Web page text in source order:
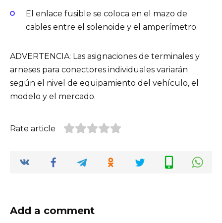
El enlace fusible se coloca en el mazo de
cables entre el solenoide y el amperímetro.
ADVERTENCIA: Las asignaciones de terminales y
arneses para conectores individuales variarán
según el nivel de equipamiento del vehículo, el
modelo y el mercado.
Rate article
Add a comment